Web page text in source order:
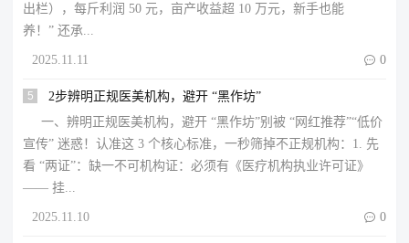
出栏），每斤利润 50 元，亩产收益超 10 万元，新手也能
养！” 还承...
2025.11.11  0
5
2步辨明正规医美机构，避开 “黑作坊”​
一、辨明正规医美机构，避开 “黑作坊”​别被 “网红推荐”“低价
宣传” 迷惑！认准这 3 个核心标准，一秒筛掉不正规机构：​1. 先
看 “两证”：缺一不可​机构证：必须有《医疗机构执业许可证》
—— 挂...
2025.11.10  0